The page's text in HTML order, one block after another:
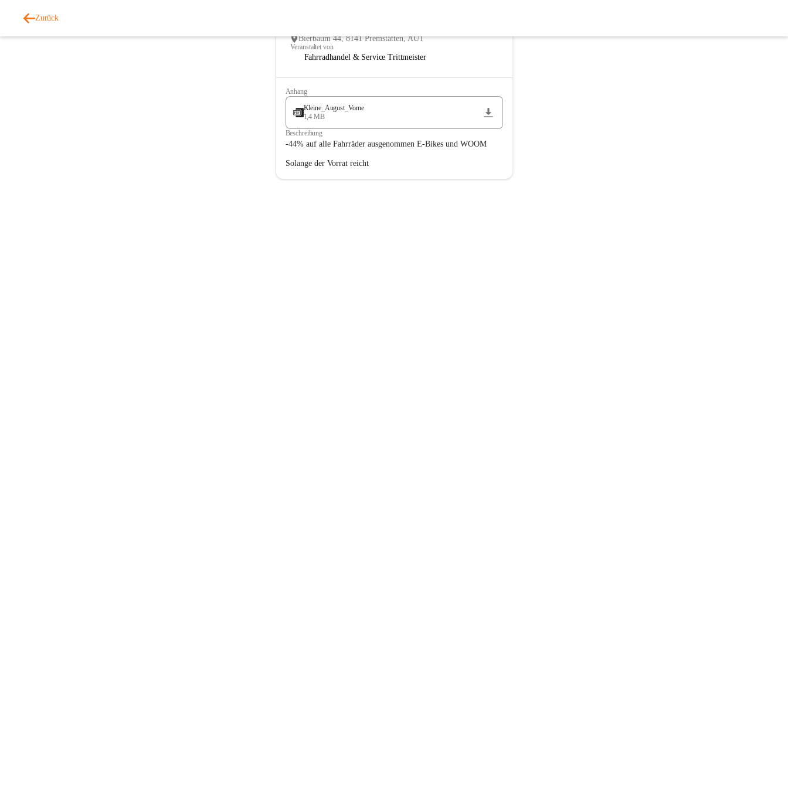
Zurück
Bierbaum 44, 8141 Premstätten, AUT
Veranstaltet von
Fahrradhandel & Service Trittmeister
Anhang
Kleine_August_Vorne
1,4 MB
Beschreibung
-44% auf alle Fahrräder ausgenommen E-Bikes und WOOM
Solange der Vorrat reicht